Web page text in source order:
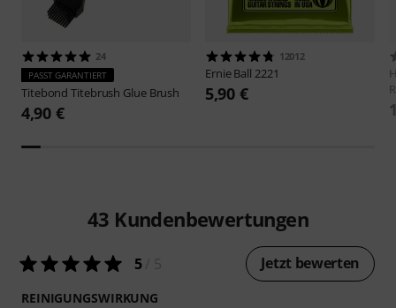
24
PASST GARANTIERT
TitebondTitebrush Glue Brush
4,90 €
12012
Ernie Ball 2221
5,90 €
43 Kundenbewertungen
5/ 5 Jetzt bewerten
REINIGUNGSWIRKUNG